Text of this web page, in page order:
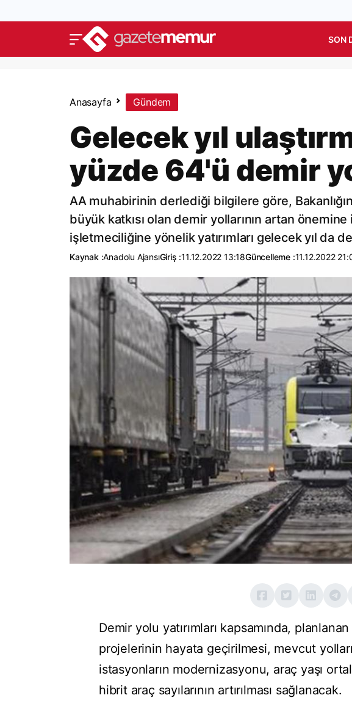
SON
Anasayfa Gündem
Gelecek yıl
yüzde 64'ü demir
AA muhabirinin derlediği bilgilere göre,
büyük katkısı olan demir yollarının artan
işletmeciliğine yönelik yatırımları gelecek yıl da
Kaynak :Anadolu AjansıGiriş :11.12.2022 13:18Güncelleme :11.12.2022
Demir yolu yatırımları kapsamında,
projelerinin hayata geçirilmesi, mevcut
istasyonların modernizasyonu, araç yaşı
hibrit araç sayılarının artırılması sağlanacak.